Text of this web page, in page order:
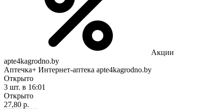
Акции
apte4kagrodno.by
Аптечка+ Интернет-аптека apte4kagrodno.by
Открыто
3 шт. в 16:01
Открыто
27,80 р.